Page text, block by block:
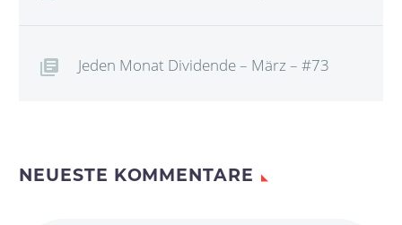
Jeden Monat Dividende – März – #73
NEUESTE KOMMENTARE